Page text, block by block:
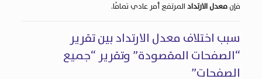
فإنمعدل الارتدادالمرتفع أمر عادي تمامًا.
سبب اختلاف معدل الارتداد بين تقرير
“الصفحات المقصودة” وتقرير “جميع
الصفحات”